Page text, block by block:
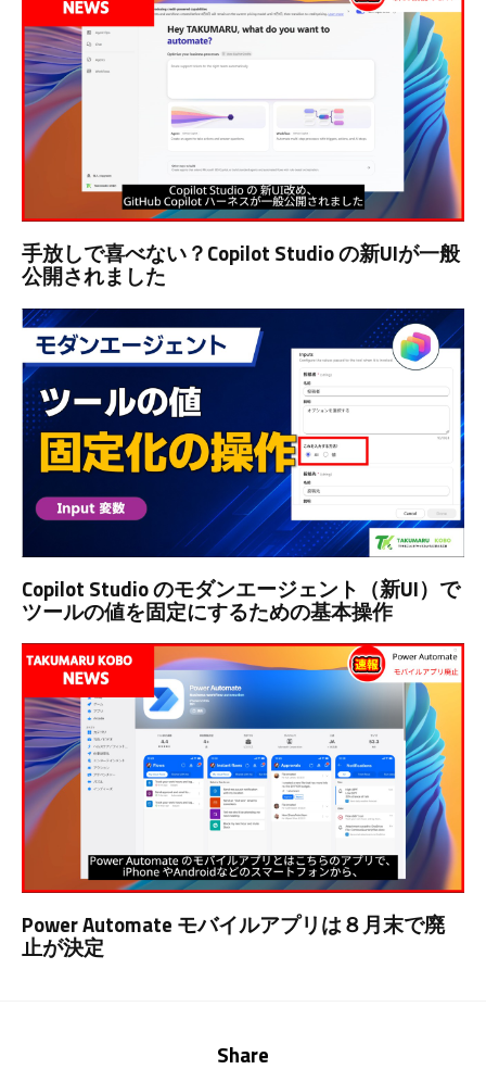
手放しで喜べない？Copilot Studio の新UIが一般
公開されました
Copilot Studio のモダンエージェント（新UI）で
ツールの値を固定にするための基本操作
Power Automate モバイルアプリは８月末で廃
止が決定
Share